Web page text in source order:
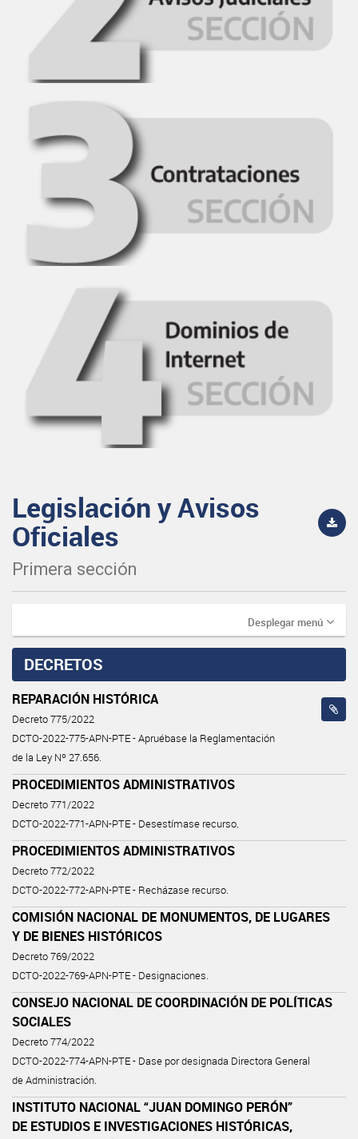
Legislación y Avisos
Oficiales
Primera sección
Desplegar menú
DECRETOS
REPARACIÓN HISTÓRICA
Decreto 775/2022
DCTO-2022-775-APN-PTE - Apruébase la Reglamentación
de la Ley Nº 27.656.
PROCEDIMIENTOS ADMINISTRATIVOS
Decreto 771/2022
DCTO-2022-771-APN-PTE - Desestímase recurso.
PROCEDIMIENTOS ADMINISTRATIVOS
Decreto 772/2022
DCTO-2022-772-APN-PTE - Recházase recurso.
COMISIÓN NACIONAL DE MONUMENTOS, DE LUGARES
Y DE BIENES HISTÓRICOS
Decreto 769/2022
DCTO-2022-769-APN-PTE - Designaciones.
CONSEJO NACIONAL DE COORDINACIÓN DE POLÍTICAS
SOCIALES
Decreto 774/2022
DCTO-2022-774-APN-PTE - Dase por designada Directora General
de Administración.
INSTITUTO NACIONAL “JUAN DOMINGO PERÓN”
DE ESTUDIOS E INVESTIGACIONES HISTÓRICAS,